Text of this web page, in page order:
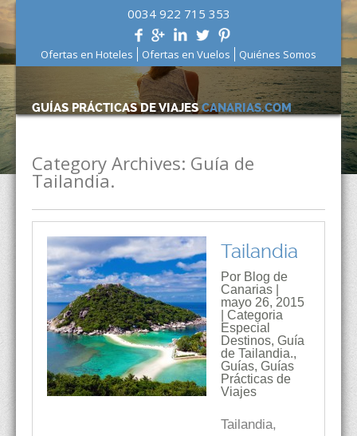
0034 922 715 353
Ofertas en Hoteles Ofertas en Vuelos Quiénes Somos
GUÍAS PRÁCTICAS DE VIAJESCANARIAS.COM
Category Archives: Guía de
Tailandia.
Tailandia
Por Blog de
Canarias |
mayo 26, 2015
| Categoria
Especial
Destinos, Guía
de Tailandia.,
Guías, Guías
Prácticas de
Viajes
Tailandia,